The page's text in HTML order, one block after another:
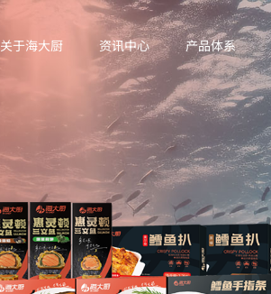
关于海大厨 资讯中心 产品体系